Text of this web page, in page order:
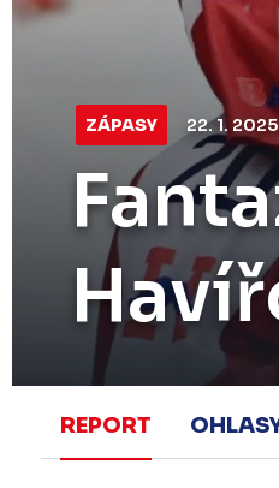
ZÁPASY 22. 1.
REPORT